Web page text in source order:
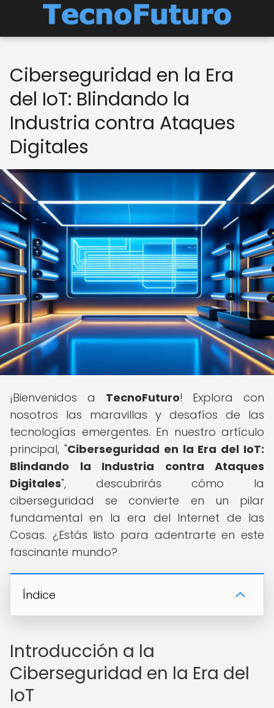
Ciberseguridad en la Era
del IoT: Blindando la
Industria contra Ataques
Digitales
¡Bienvenidos a TecnoFuturo! Explora con
nosotros las maravillas y desafíos de las
tecnologías emergentes. En nuestro artículo
principal, "Ciberseguridad en la Era del IoT:
Blindando la Industria contra Ataques
Digitales", descubrirás cómo la
ciberseguridad se convierte en un pilar
fundamental en la era del Internet de las
Cosas. ¿Estás listo para adentrarte en este
fascinante mundo?
Índice
Introducción a la
Ciberseguridad en la Era del
IoT